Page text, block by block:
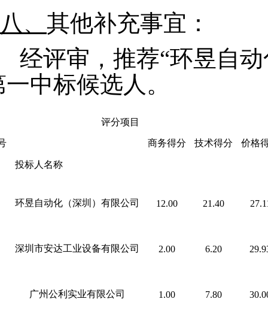
八、 其他补充事宜 ：
经评审 ， 推荐“环昱自
一中标候选人 。
评分项目
投标人名称
商务得分 技术得分 价格
环昱自动化（深圳）有限公司 12.00 21.40
深圳市安达工业设备有限公司 2.00 6.20
广州公利实业有限公司 1.00 7.80